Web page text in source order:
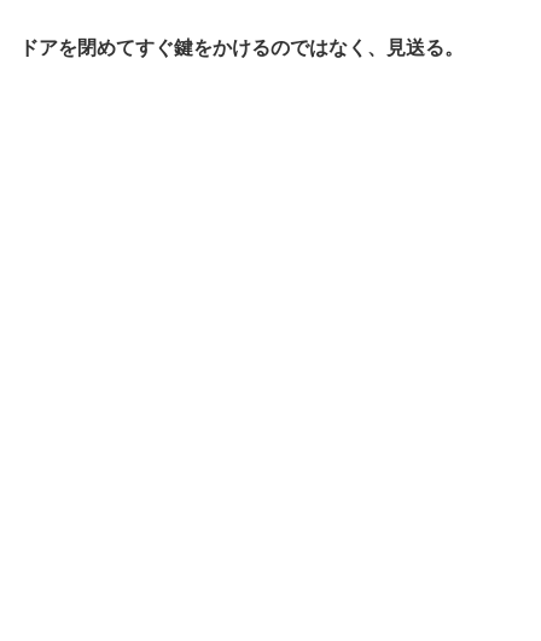
ドアを閉めてすぐ鍵をかけるのではなく、見送る。